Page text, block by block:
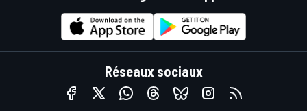
Réseaux sociaux